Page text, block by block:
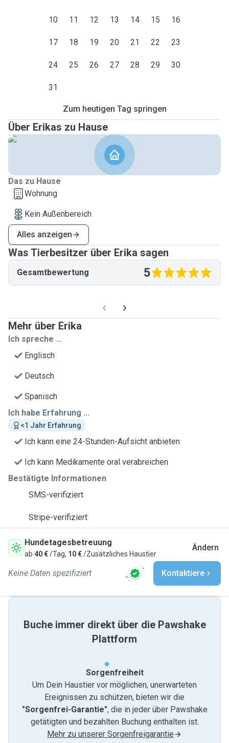
10 11 12 13 14 15 16
17 18 19 20 21 22 23
24 25 26 27 28 29 30
31
Zum heutigen Tag springen
Über Erikas zu Hause
Das zu Hause
Wohnung
Kein Außenbereich
Alles anzeigen
Was Tierbesitzer über Erika sagen
Gesamtbewertung 5
Mehr über Erika
Ich spreche ...
Englisch
Deutsch
Spanisch
Ich habe Erfahrung ...
<1 Jahr Erfahrung
Ich kann eine 24-Stunden-Aufsicht anbieten
Ich kann Medikamente oral verabreichen
Bestätigte Informationen
SMS-verifiziert
Stripe-verifiziert
Hundetagesbetreuung
ab 40 €/Tag, 10 €/Zusätzliches Haustier
Ändern
Keine Daten spezifiziert Kontaktiere
Buche immer direkt über die Pawshake
Plattform
Sorgenfreiheit
Um Dein Haustier vor möglichen, unerwarteten
Ereignissen zu schützen, bieten wir die
"Sorgenfrei-Garantie", die in jeder über Pawshake
getätigten und bezahlten Buchung enthalten ist.
Mehr zu unserer Sorgenfreigarantie